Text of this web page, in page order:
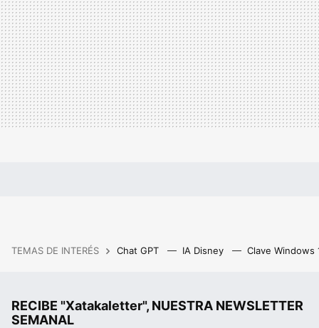
TEMAS DE INTERÉS Chat GPT IA Disney Clave Windows
RECIBE "Xatakaletter", NUESTRA NEWSLETTER
SEMANAL